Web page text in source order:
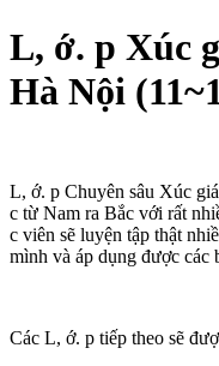
L, ớ. p Xúc
Hà Nội
L, ớ. p Chuyên sâu Xúc
c từ Nam ra Bắc với rất
c viên sẽ luyện tập thật
mình và áp dụng được các
Các L, ớ. p tiếp theo sẽ